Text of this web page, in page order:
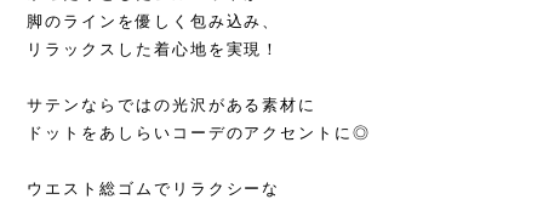
脚のラインを優しく包み込み、
リラックスした着心地を実現！
サテンならではの光沢がある素材に
ドットをあしらいコーデのアクセントに◎
ウエスト総ゴムでリラクシーな